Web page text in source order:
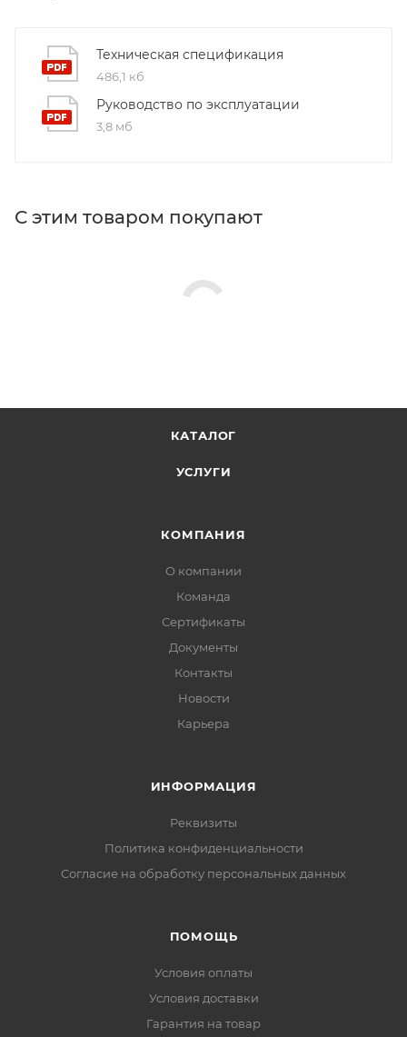
Техническая спецификация
486,1 кб
Руководство по эксплуатации
3,8 мб
С этим товаром покупают
КАТАЛОГ
УСЛУГИ
КОМПАНИЯ
О компании
Команда
Сертификаты
Документы
Контакты
Новости
Карьера
ИНФОРМАЦИЯ
Реквизиты
Политика конфиденциальности
Cогласие на обработку персональных данных
ПОМОЩЬ
Условия оплаты
Условия доставки
Гарантия на товар